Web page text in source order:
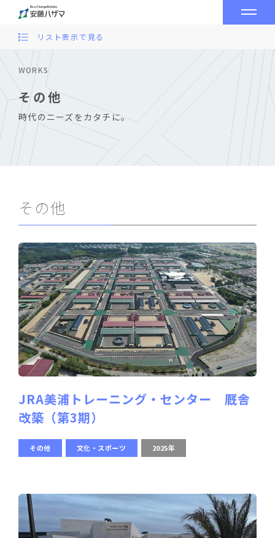
WORKS
その他
時代のニーズをカタチに。
リスト表示で見る
その他
JRA美浦トレーニング・センター 厩舎
改築（第3期）
その他 文化・スポーツ 2025年